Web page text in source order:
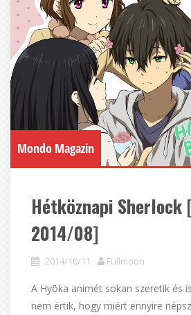
Mondo Magazin
Hétköznapi Sherlock
2014/08]
2014/10/11 Fullmoon
A Hyōka animét sokan szeretik és
nem értik, hogy miért ennyire